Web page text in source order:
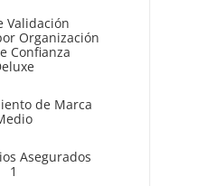
Validación
Organización
Confianza
de Marca
Asegurados
1